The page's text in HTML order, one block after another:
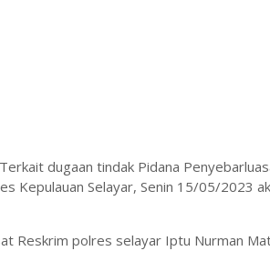
Terkait dugaan tindak Pidana
Kepulauan Selayar, Senin 15/05/2023
Reskrim polres selayar Iptu Nurman